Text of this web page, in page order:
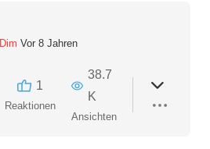
Dim Vor 8 Jahren
1
Reaktionen
38.7
K
Ansichten